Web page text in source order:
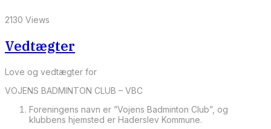
2130 Views
Vedtægter
Love og vedtægter for
VOJENS BADMINTON CLUB – VBC
Foreningens navn er ”Vojens Badminton Club”, og
klubbens hjemsted er Haderslev Kommune.